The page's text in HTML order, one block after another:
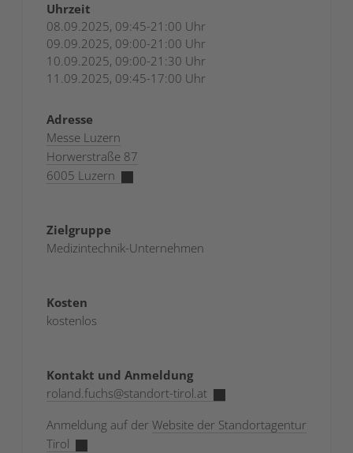
Uhrzeit
08.09.2025, 09:45-21:00 Uhr
09.09.2025, 09:00-21:00 Uhr
10.09.2025, 09:00-21:30 Uhr
11.09.2025, 09:45-17:00 Uhr
Adresse
Messe Luzern
Horwerstraße 87
6005 Luzern
Zielgruppe
Medizintechnik-Unternehmen
Kosten
kostenlos
Kontakt und Anmeldung
roland.fuchs@standort-tirol.at
Anmeldung auf der Website der Standortagentur
Tirol